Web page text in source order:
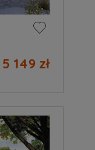
5 149 zł